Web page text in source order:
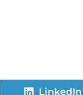
LinkedIn